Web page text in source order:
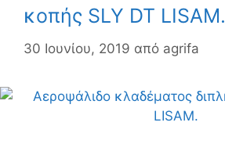
κοπής SLY DT LISAM.
30 Ιουνίου, 2019 από agrifa